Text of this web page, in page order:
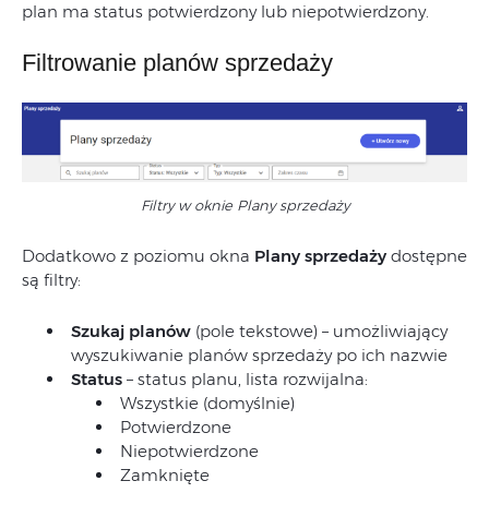
plan ma status potwierdzony lub niepotwierdzony.
Filtrowanie planów sprzedaży
Filtry w oknie Plany sprzedaży
Dodatkowo z poziomu okna Plany sprzedaży dostępne
są filtry:
Szukaj planów (pole tekstowe) – umożliwiający
wyszukiwanie planów sprzedaży po ich nazwie
Status – status planu, lista rozwijalna:
Wszystkie (domyślnie)
Potwierdzone
Niepotwierdzone
Zamknięte